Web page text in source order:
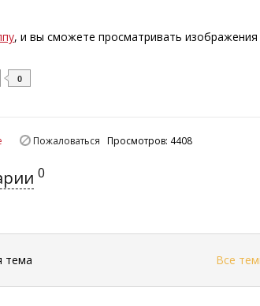
, и вы сможете просматривать
0
Пожаловаться Просмотров: 4408
0
тема Все